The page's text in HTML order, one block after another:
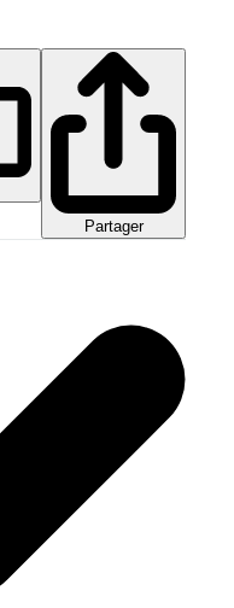
Partager